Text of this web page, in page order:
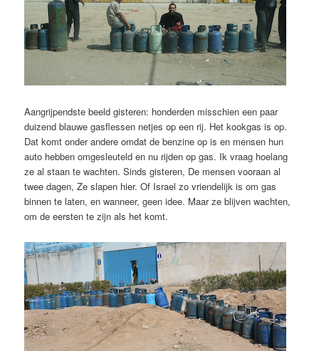
Aangrijpendste beeld gisteren: honderden misschien een paar
duizend blauwe gasflessen netjes op een rij. Het kookgas is op.
Dat komt onder andere omdat de benzine op is en mensen hun
auto hebben omgesleuteld en nu rijden op gas. Ik vraag hoelang
ze al staan te wachten. Sinds gisteren, De mensen vooraan al
twee dagen, Ze slapen hier. Of Israel zo vriendelijk is om gas
binnen te laten, en wanneer, geen idee. Maar ze blijven wachten,
om de eersten te zijn als het komt.